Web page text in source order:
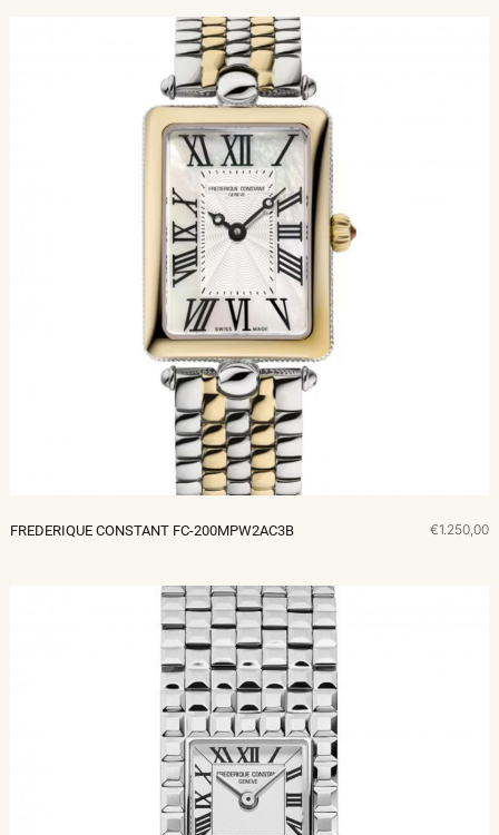
FREDERIQUE CONSTANT FC-200MPW2AC3B €1.250,00